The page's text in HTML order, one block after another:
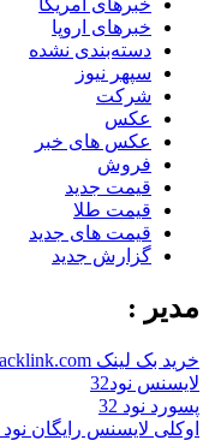
خبرهای آمریکا
خبرهای اروپا
دسته‌بندی نشده
سپهر نیوز
شرکت
عکس
عکس های خبر
فروش
قیمت جدید
قیمت طلا
قیمت های جدید
گزارش جدید
مدیر :
خرید بک لینک behtarinbacklink.com
لایسنس نود32
پسورد نود 32
اوکلی لایسنس رایگان نود 32